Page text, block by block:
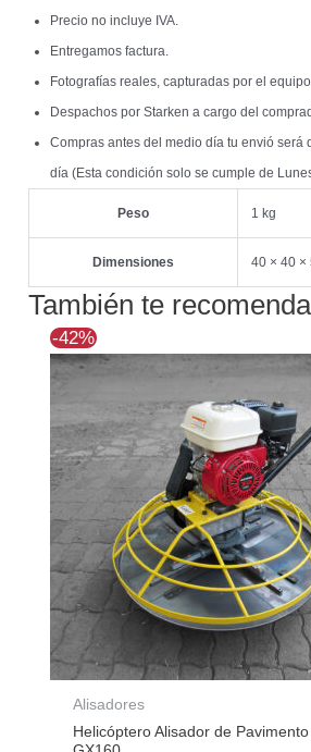
Precio no incluye IVA.
Entregamos factura.
Fotografías reales, capturadas por el equipo
Despachos por Starken a cargo del
Compras antes del medio día tu envió será
día (Esta condición solo se cumple de
Peso 1 kg
Dimensiones 40 × 40 ×
También te
-42%
Alisadores
Helicóptero Alisador de
precio
original
$1.873.571.
precio
actual
es:
$1.094.166.